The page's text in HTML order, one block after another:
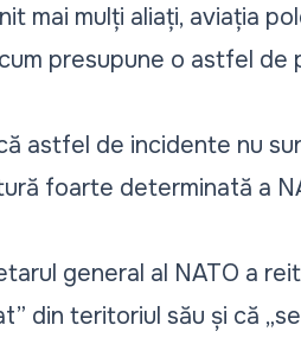
mai mulți aliați, aviația
presupune o astfel de
astfel de incidente nu
foarte determinată a
general al NATO a
din teritoriul său și că „